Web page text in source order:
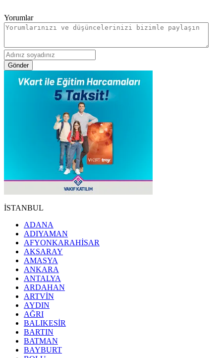
Yorumlar
Gönder
İSTANBUL
ADANA
ADIYAMAN
AFYONKARAHİSAR
AKSARAY
AMASYA
ANKARA
ANTALYA
ARDAHAN
ARTVİN
AYDIN
AĞRI
BALIKESİR
BARTIN
BATMAN
BAYBURT